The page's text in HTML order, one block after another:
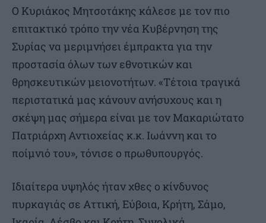
Ο Κυριάκος Μητσοτάκης κάλεσε με τον πιο
επιτακτικό τρόπο την νέα Κυβέρνηση της
Συρίας να μεριμνήσει έμπρακτα για την
προστασία όλων των εθνοτικών και
θρησκευτικών μειονοτήτων. «Τέτοια τραγικά
περιστατικά μας κάνουν ανήσυχους και η
σκέψη μας σήμερα είναι με τον Μακαριώτατο
Πατριάρχη Αντιοχείας κ.κ. Ιωάννη και το
ποίμνιό του», τόνισε ο πρωθυπουργός.
Ιδιαίτερα υψηλός ήταν χθες ο κίνδυνος
πυρκαγιάς σε Αττική, Εύβοια, Κρήτη, Σάμο,